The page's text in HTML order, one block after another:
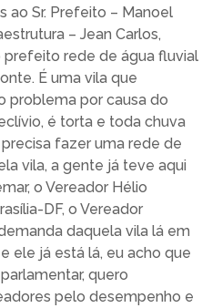
ao Sr. Prefeito – Manoel
– Jean Carlos,
rede de água fluvial
É uma vila que
problema por causa do
é torta e toda chuva
fazer uma rede de
vila, a gente já teve aqui
o Vereador Hélio
DF, o Vereador
daquela vila lá em
ele já está lá, eu acho que
quero
pelo desempenho e